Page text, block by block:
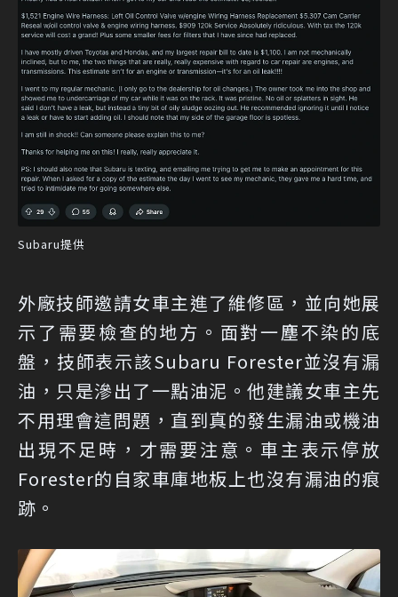
Subaru提供
外廠技師邀請女車主進了維修區，並向她展
示了需要檢查的地方。面對一塵不染的底
盤，技師表示該Subaru Forester並沒有漏
油，只是滲出了一點油泥。他建議女車主先
不用理會這問題，直到真的發生漏油或機油
出現不足時，才需要注意。車主表示停放
Forester的自家車庫地板上也沒有漏油的痕
跡。